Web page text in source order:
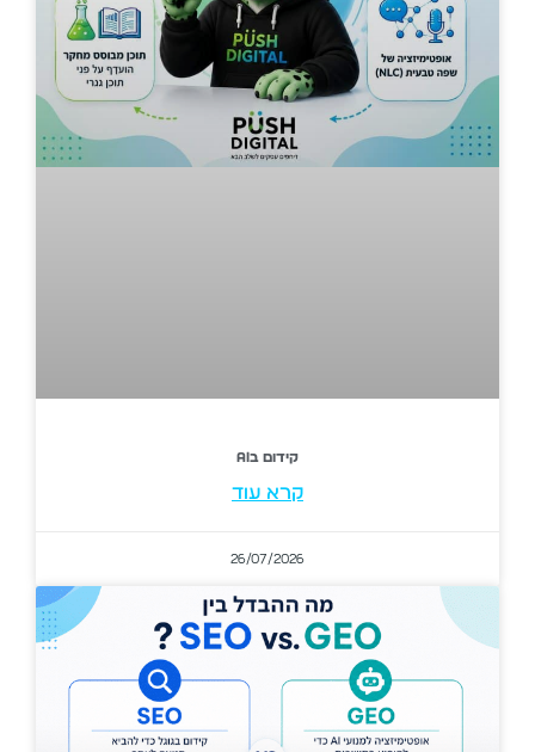
קידום בAI
קרא עוד
26/07/2026